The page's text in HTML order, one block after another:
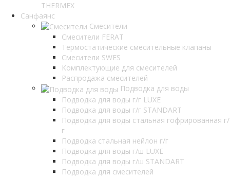
THERMEX
Санфаянс
Смесители
Смесители FERAT
Термостатические смесительные клапаны
Смесители SWES
Комплектующие для смесителей
Распродажа смесителей
Подводка для воды
Подводка для воды г/г LUXE
Подводка для воды г/г STANDART
Подводка для воды стальная гофрированная г/
г
Подводка стальная нейлон г/г
Подводка для воды г/ш LUXE
Подводка для воды г/ш STANDART
Подводка для смесителей